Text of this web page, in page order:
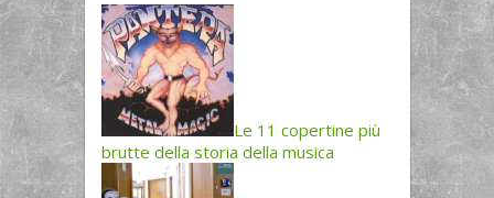
Le 11 copertine più
brutte della storia della musica